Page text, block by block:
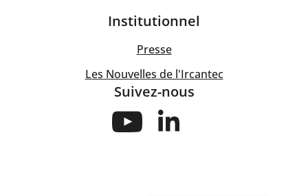
Institutionnel
Presse
Les Nouvelles de l'Ircantec
Suivez-nous
Suivez-
nous